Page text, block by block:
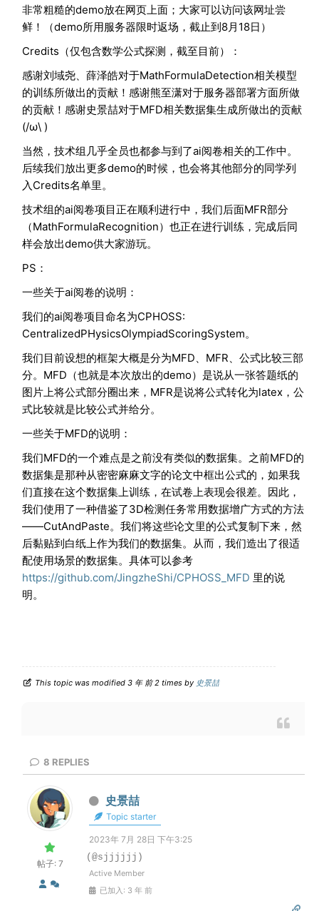
非常粗糙的demo放在网页上面；大家可以访问该网址尝
鲜！（demo所用服务器限时返场，截止到8月18日）
Credits（仅包含数学公式探测，截至目前）：
感谢刘域尧、薛泽皓对于MathFormulaDetection相关模型
的训练所做出的贡献！感谢熊至潇对于服务器部署方面所做
的贡献！感谢史景喆对于MFD相关数据集生成所做出的贡献
(/ω\ )
当然，技术组几乎全员也都参与到了ai阅卷相关的工作中。
后续我们放出更多demo的时候，也会将其他部分的同学列
入Credits名单里。
技术组的ai阅卷项目正在顺利进行中，我们后面MFR部分
（MathFormulaRecognition）也正在进行训练，完成后同
样会放出demo供大家游玩。
PS：
一些关于ai阅卷的说明：
我们的ai阅卷项目命名为CPHOSS:
CentralizedPHysicsOlympiadScoringSystem。
我们目前设想的框架大概是分为MFD、MFR、公式比较三部
分。MFD（也就是本次放出的demo）是说从一张答题纸的
图片上将公式部分圈出来，MFR是说将公式转化为latex，公
式比较就是比较公式并给分。
一些关于MFD的说明：
我们MFD的一个难点是之前没有类似的数据集。之前MFD的
数据集是那种从密密麻麻文字的论文中框出公式的，如果我
们直接在这个数据集上训练，在试卷上表现会很差。因此，
我们使用了一种借鉴了3D检测任务常用数据增广方式的方法
——CutAndPaste。我们将这些论文里的公式复制下来，然
后黏贴到白纸上作为我们的数据集。从而，我们造出了很适
配使用场景的数据集。具体可以参考
https://github.com/JingzheShi/CPHOSS_MFD 里的说
明。
This topic was modified 3 年 前 2 times by 史景喆
8 REPLIES
帖子: 7
史景喆
Topic starter
2023年 7月 28日 下午3:25
(@sjjjjjj)
Active Member
已加入: 3 年 前